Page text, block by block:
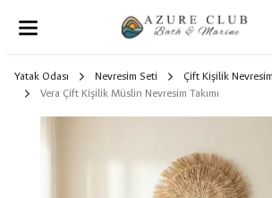
Yatak Odası Nevresim Seti
Çift Kişilik
Vera Çift Kişilik Müslin Nevresim Takımı